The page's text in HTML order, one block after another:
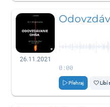
26.11.2021
0:00
Přehraj Líbí